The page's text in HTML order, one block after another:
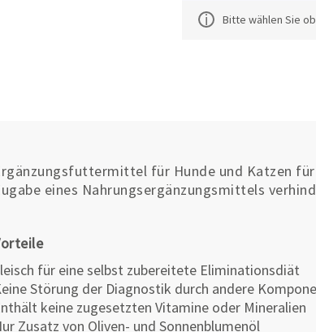
Bitte wählen Sie
für Hunde und Katzen
eines Nahrungsergänzungsmittels
für eine selbst zubereitete Eliminationsdiät
Störung der Diagnostik durch andere
keine zugesetzten Vitamine oder Mineralien
Zusatz von Oliven- und Sonnenblumenöl